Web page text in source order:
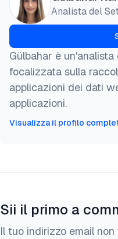
author =
title  =
  year   = {2026},
howpublished    =
note   =
}
Analista del
Gülbahar è
focalizzata sulla
applicazioni dei dati
applicazioni.
Visualizza il profilo
Sii il primo a
Il tuo indirizzo email